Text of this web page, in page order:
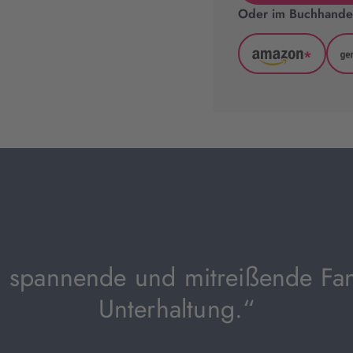
Oder im
Amazon
geöffnet)
*
und mitreißende
Unterhaltung.“